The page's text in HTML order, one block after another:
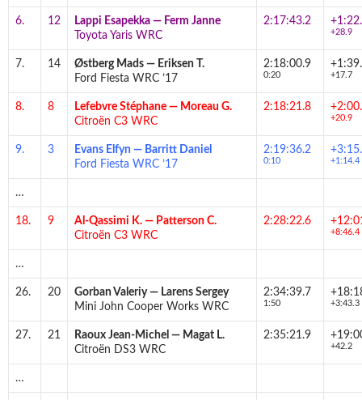
6. 12 Lappi Esapekka — Ferm Janne
Toyota Yaris WRC
2:17:43.2
+28.9
7. 14 Østberg Mads — Eriksen T.
Ford Fiesta WRC ’17
2:18:00.9
0:20 +17.7
8. 8 Lefebvre Stéphane — Moreau G.
Citroën C3 WRC
2:18:21.8
+20.9
9. 3 Evans Elfyn — Barritt Daniel
Ford Fiesta WRC ’17
2:19:36.2
0:10 +1:14.4
…
18. 9 Al-Qassimi K. — Patterson C.
Citroën C3 WRC
2:28:22.6
+8:46.4
…
26. 20 Gorban Valeriy— Larens Sergey
Mini John Cooper Works WRC
2:34:39.7
1:50 +3:43.3
27. 21 Raoux Jean-Michel — Magat L.
Citroën DS3 WRC
2:35:21.9
+42.2
…